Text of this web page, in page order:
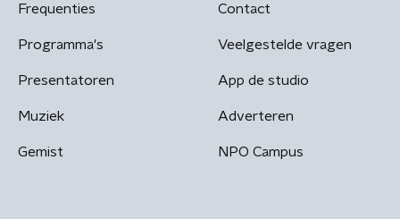
Frequenties
Programma's
Presentatoren
Muziek
Gemist
Contact
Veelgestelde vragen
App de studio
Adverteren
NPO Campus